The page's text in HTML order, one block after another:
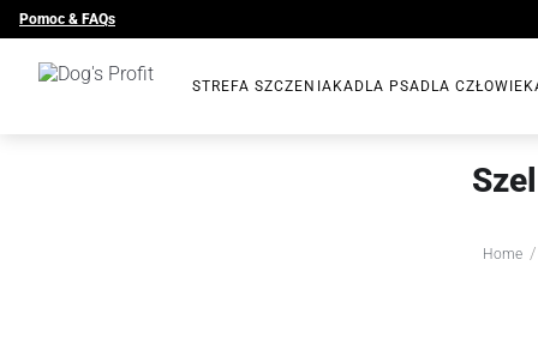
Pomoc & FAQs
STREFA SZCZENIAKA DLA PSA DLA
Home /